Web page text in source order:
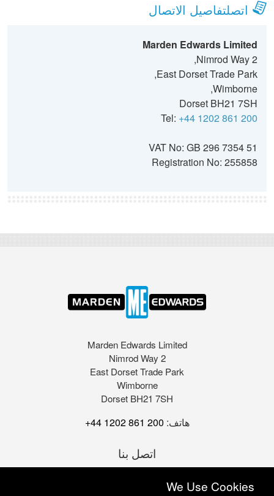
اتصلتفاصيل الاتصال
Marden Edwards Limited
2 Nimrod Way,
East Dorset Trade Park,
Wimborne,
Dorset BH21 7SH
Tel: +44 1202 861 200
VAT No: GB 296 7354 51
Registration No: 255858
Marden Edwards Limited
2 Nimrod Way
East Dorset Trade Park
Wimborne
Dorset BH21 7SH
هاتف: +44 1202 861 200
اتصل بنا
We Use Cookies